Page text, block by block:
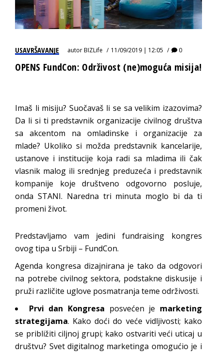
USAVRŠAVANJE autorBIZLife 11/09/2019 | 12:05 0
OPENS FundCon: Održivost (ne)moguća misija!
Imaš li misiju? Suočavaš li se sa velikim izazovima?
Da li si ti predstavnik organizacije civilnog društva
sa akcentom na omladinske i organizacije za
mlade? Ukoliko si možda predstavnik kancelarije,
ustanove i institucije koja radi sa mladima ili čak
vlasnik malog ili srednjeg preduzeća i predstavnik
kompanije koje društveno odgovorno posluje,
onda STANI. Naredna tri minuta moglo bi da ti
promeni život.
Predstavljamo vam jedini fundraising kongres
ovog tipa u Srbiji – FundCon.
Agenda kongresa dizajnirana je tako da odgovori
na potrebe civilnog sektora, podstakne diskusije i
pruži različite uglove posmatranja teme održivosti.
Prvi dan Kongresa posvećen je marketing
strategijama. Kako doći do veće vidljivosti; kako
se približiti ciljnoj grupi; kako ostvariti veći uticaj u
društvu? Svet digitalnog marketinga omogućio je i